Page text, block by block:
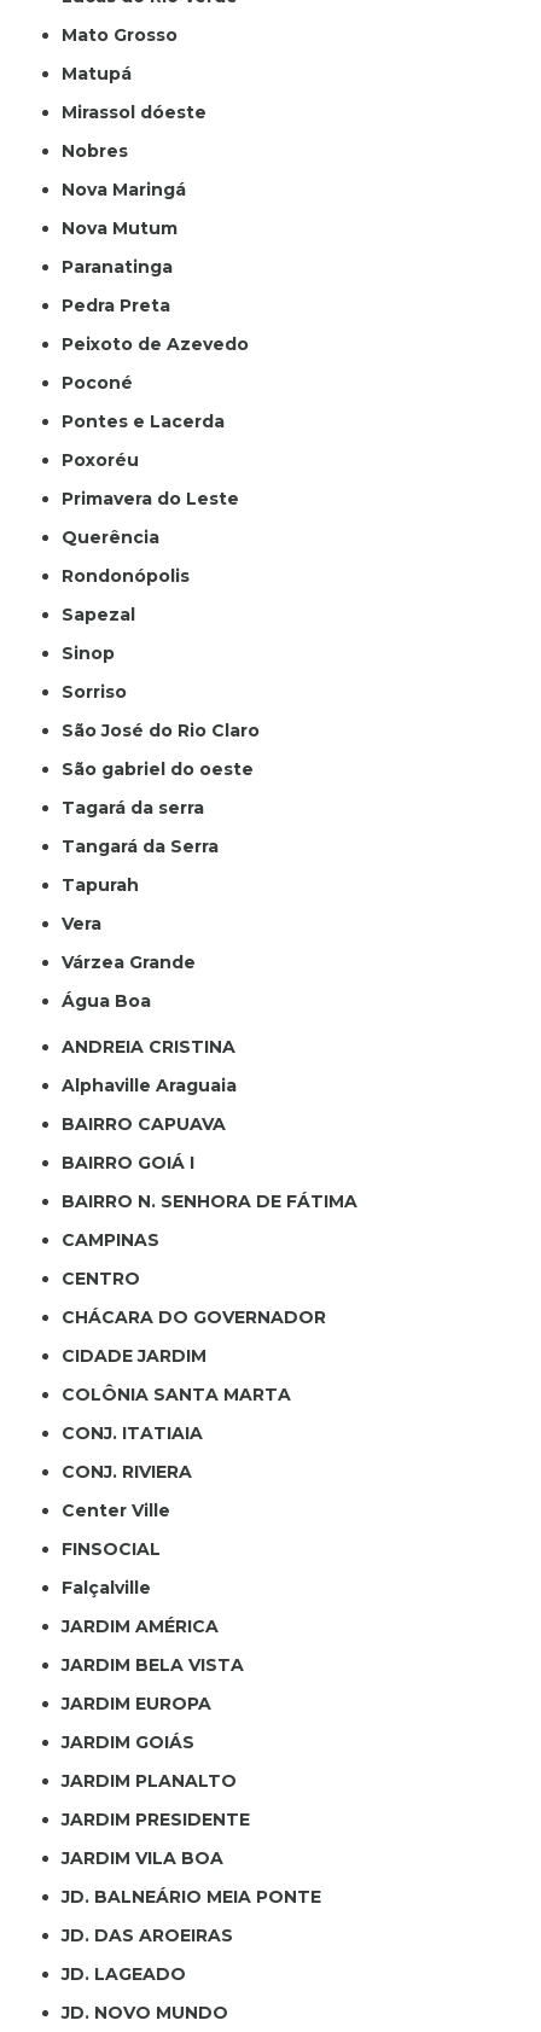
Mato Grosso
Matupá
Mirassol dóeste
Nobres
Nova Maringá
Nova Mutum
Paranatinga
Pedra Preta
Peixoto de Azevedo
Poconé
Pontes e Lacerda
Poxoréu
Primavera do Leste
Querência
Rondonópolis
Sapezal
Sinop
Sorriso
São José do Rio Claro
São gabriel do oeste
Tagará da serra
Tangará da Serra
Tapurah
Vera
Várzea Grande
Água Boa
ANDREIA CRISTINA
Alphaville Araguaia
BAIRRO CAPUAVA
BAIRRO GOIÁ I
BAIRRO N. SENHORA DE FÁTIMA
CAMPINAS
CENTRO
CHÁCARA DO GOVERNADOR
CIDADE JARDIM
COLÔNIA SANTA MARTA
CONJ. ITATIAIA
CONJ. RIVIERA
Center Ville
FINSOCIAL
Falçalville
JARDIM AMÉRICA
JARDIM BELA VISTA
JARDIM EUROPA
JARDIM GOIÁS
JARDIM PLANALTO
JARDIM PRESIDENTE
JARDIM VILA BOA
JD. BALNEÁRIO MEIA PONTE
JD. DAS AROEIRAS
JD. LAGEADO
JD. NOVO MUNDO